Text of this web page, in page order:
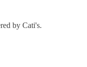
by Cati's.